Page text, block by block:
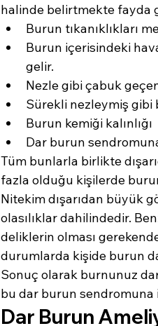
halinde belirtmekte fayda
Burun tıkanıklıkları
Burun içerisindeki
gelir.
Nezle gibi çabuk
Sürekli nezleymiş gibi
Burun kemiği kalınlığı
Dar burun
Tüm bunlarla birlikte
fazla olduğu kişilerde
Nitekim dışarıdan büyük
olasılıklar dahilindedir.
deliklerin olması
durumlarda kişide burun
Sonuç olarak burnunuz dar
bu dar burun sendromuna
Dar Burun